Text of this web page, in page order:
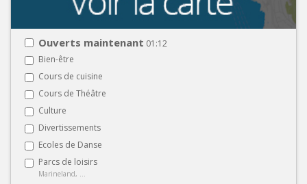
Ouverts maintenant 01:12
Bien-être
Cours de cuisine
Cours de Théâtre
Culture
Divertissements
Ecoles de Danse
Parcs de loisirs
Marineland, ...